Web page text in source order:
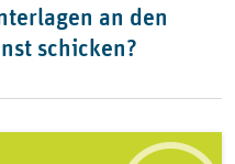
an den
schicken?